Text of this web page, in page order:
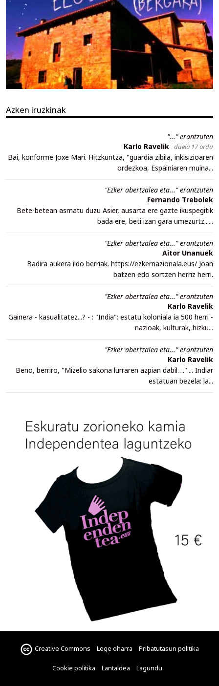
Azken iruzkinak
"..." erantzuten
Karlo Ravelik duela 17 ordu
Bai, konforme Joxe Mari. Hitzkuntza, "guardia zibila, inkisizioaren
ordezkoa, Espainiaren muina...
"Ezker abertzalea eta..." erantzuten
Fernando Trebolek
Bete-betean asmatu duzu Asier, ausarta ere gazte ikuspegitik
bada ere, beti izan gara umezurtz......
"Ezker abertzalea eta..." erantzuten
Aitor Unanuek
Badira aukera ildo berriak. https://ezkernazionala.eus/ Joan
batzen edo sortzen herriz herri.
"Ezker abertzalea eta..." erantzuten
Karlo Ravelik
Gainera - kasualitatez...? - : "India": estatu koloniala ia 500 herri -
nazioak, kulturak, hizku...
"Ezker abertzalea eta..." erantzuten
Karlo Ravelik
Beno, berriro, "Mizelio sakona lurraren azpian dabil….".... Indiar
estatuan bezela: la...
Creative Commons Lege oharra Pribatutasun politika
Cookie politika Lantaldea Lagundu